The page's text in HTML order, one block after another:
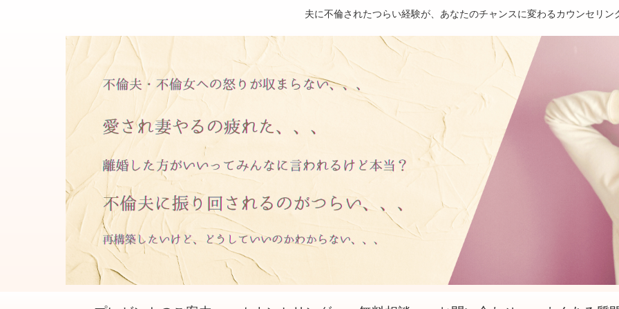
夫に不倫されたつらい経験が、あなたのチャンスに変わるカウンセリン